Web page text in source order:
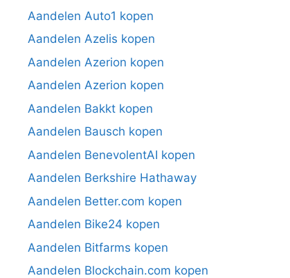
Aandelen Auto1 kopen
Aandelen Azelis kopen
Aandelen Azerion kopen
Aandelen Azerion kopen
Aandelen Bakkt kopen
Aandelen Bausch kopen
Aandelen BenevolentAI kopen
Aandelen Berkshire Hathaway
Aandelen Better.com kopen
Aandelen Bike24 kopen
Aandelen Bitfarms kopen
Aandelen Blockchain.com kopen